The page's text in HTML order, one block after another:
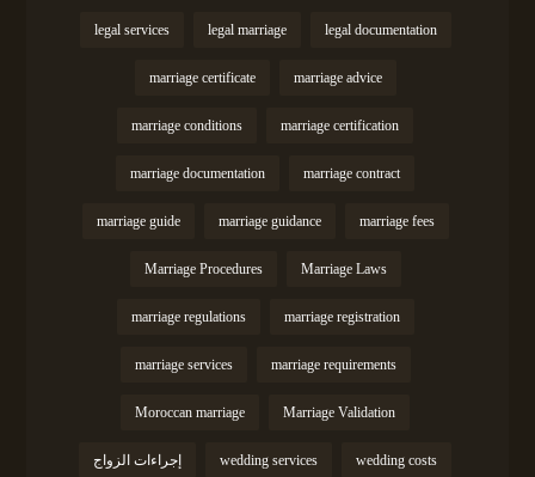
legal documentation
legal marriage
legal services
marriage advice
marriage certificate
marriage certification
marriage conditions
marriage contract
marriage documentation
marriage fees
marriage guidance
marriage guide
Marriage Laws
Marriage Procedures
marriage registration
marriage regulations
marriage requirements
marriage services
Marriage Validation
Moroccan marriage
wedding costs
wedding services إجراءات الزواج